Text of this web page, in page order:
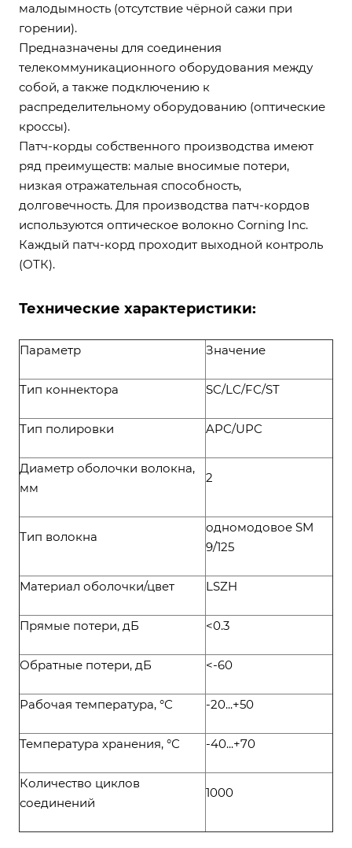
малодымность (отсутствие чёрной сажи при
горении).
Предназначены для соединения
телекоммуникационного оборудования между
собой, а также подключению к
распределительному оборудованию (оптические
кроссы).
Патч-корды собственного производства имеют
ряд преимуществ: малые вносимые потери,
низкая отражательная способность,
долговечность. Для производства патч-кордов
используются оптическое волокно Corning Inc.
Каждый патч-корд проходит выходной контроль
(ОТК).
Технические характеристики:
Параметр Значение
Тип коннектора SC/LC/FC/ST
Тип полировки APC/UPC
Диаметр оболочки волокна,
мм
2
Тип волокна
одномодовое SM
9/125
Материал оболочки/цвет LSZH
Прямые потери, дБ <0.3
Обратные потери, дБ <-60
Рабочая температура, °С -20...+50
Температура хранения, °С -40...+70
Количество циклов
соединений
1000